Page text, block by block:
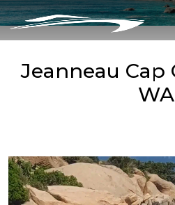
Jeanneau Cap
WA